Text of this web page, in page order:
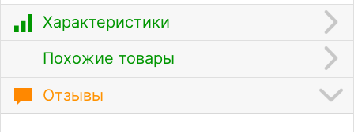
Характеристики
Похожие товары
Отзывы